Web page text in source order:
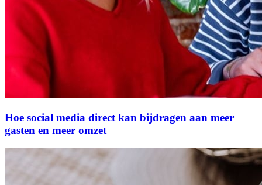
Hoe social media direct kan bijdragen aan meer
gasten en meer omzet